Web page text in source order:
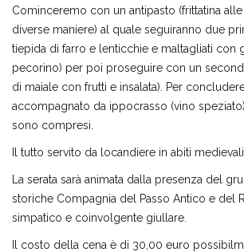
Cominceremo con un antipasto (frittatina
diverse maniere) al quale seguiranno due
tiepida di farro e lenticchie e maltagliati con
pecorino) per poi proseguire con un
di maiale con frutti e insalata). Per
accompagnato da ippocrasso (vino
sono compresi.
Il tutto servito da locandiere in abiti medievali.
La serata sarà animata dalla presenza del
storiche Compagnia del Passo Antico e del
simpatico e coinvolgente giullare.
Il costo della cena è di 30,00 euro